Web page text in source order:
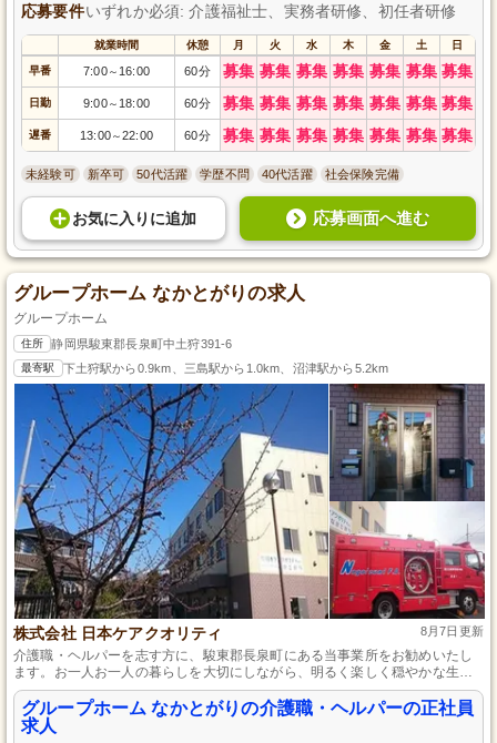
応募要件いずれか必須: 介護福祉士、実務者研修、初任者研修
就業時間 休憩 月 火 水 木 金 土 日
早番 7:00～ 16:00 60分 募集 募集 募集 募集 募集 募集 募集
日勤 9:00～ 18:00 60分 募集 募集 募集 募集 募集 募集 募集
遅番 13:00～22:00 60分 募集 募集 募集 募集 募集 募集 募集
未経験可 新卒可 50代活躍 学歴不問 40代活躍 社会保険完備
お気に入り に追加 応募画面へ進む
グループホーム なかとがりの求人
グループホーム
住所 静岡県駿東郡長泉町中土狩391-6
最寄駅 下土狩駅から0.9km、三島駅から1.0km、沼津駅から5.2km
株式会社 日本ケアクオリティ 8月7日更新
介護職・ヘルパーを志す方に、駿東郡長泉町にある当事業所をお勧めいたし
ます。お一人お一人の暮らしを大切にしながら、明るく楽しく穏やかな生活
を支える仕事です。未経験者でも安心してスタートできる充実した研修制度
があり、相手を思いやる心を持っている方であれば、大きく成長できる環境
がここにあります。
グループホーム なかとがりの介護職・ヘルパーの正社員
求人